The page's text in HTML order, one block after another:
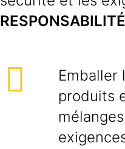
Emballer
produits